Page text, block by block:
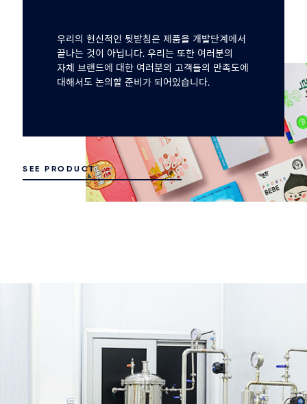
우리의 헌신적인 뒷받침은 제품을 개발단계에서
끝나는 것이 아닙니다. 우리는 또한 여러분의
자체 브랜드에 대한 여러분의 고객들의 만족도에
대해서도 논의할 준비가 되어있습니다.
SEE PRODUCT